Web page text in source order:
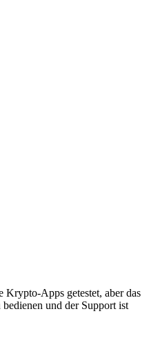
Krypto-Apps getestet, aber das
und der Support ist